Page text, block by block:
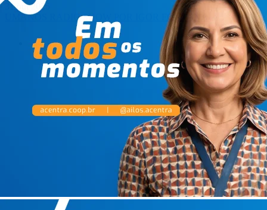
31 out 2025
UMANOS RADIO SHOW
POR IGOR FONTANA